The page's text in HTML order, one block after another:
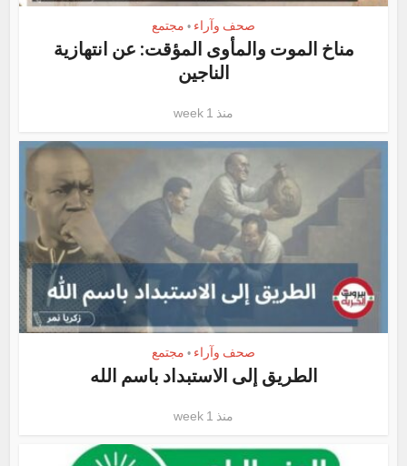
صحف وآراء • مجتمع
مناخ الموت والمأوى المؤقت: عن انتهازية
الناجين
منذ 1 week
صحف وآراء • مجتمع
الطريق إلى الاستبداد باسم الله
منذ 1 week